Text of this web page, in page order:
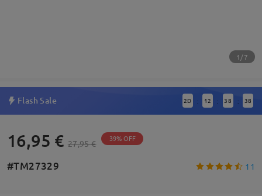
1/7
Flash Sale 2D : 12 : 38 : 37
16,95 € 27,95 € 39% OFF
#TM27329 11